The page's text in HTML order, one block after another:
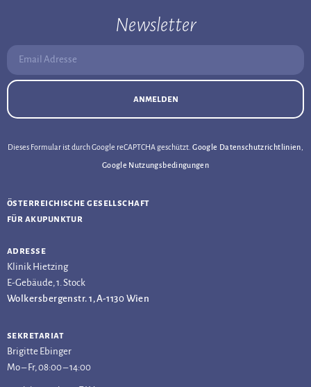
Newsletter
Email Adresse:
anmelden
Dieses Formular ist durch Google reCAPTCHA geschützt.Google Datenschutzrichtlinien
Google Nutzungsbedingungen
österreichische gesellschaft
für akupunktur
adresse
Klinik Hietzing
E-Gebäude, 1. Stock
Wolkersbergenstr. 1, A-1130 Wien
sekretariat
Brigitte Ebinger
Mo – Fr, 08:00 – 14:00